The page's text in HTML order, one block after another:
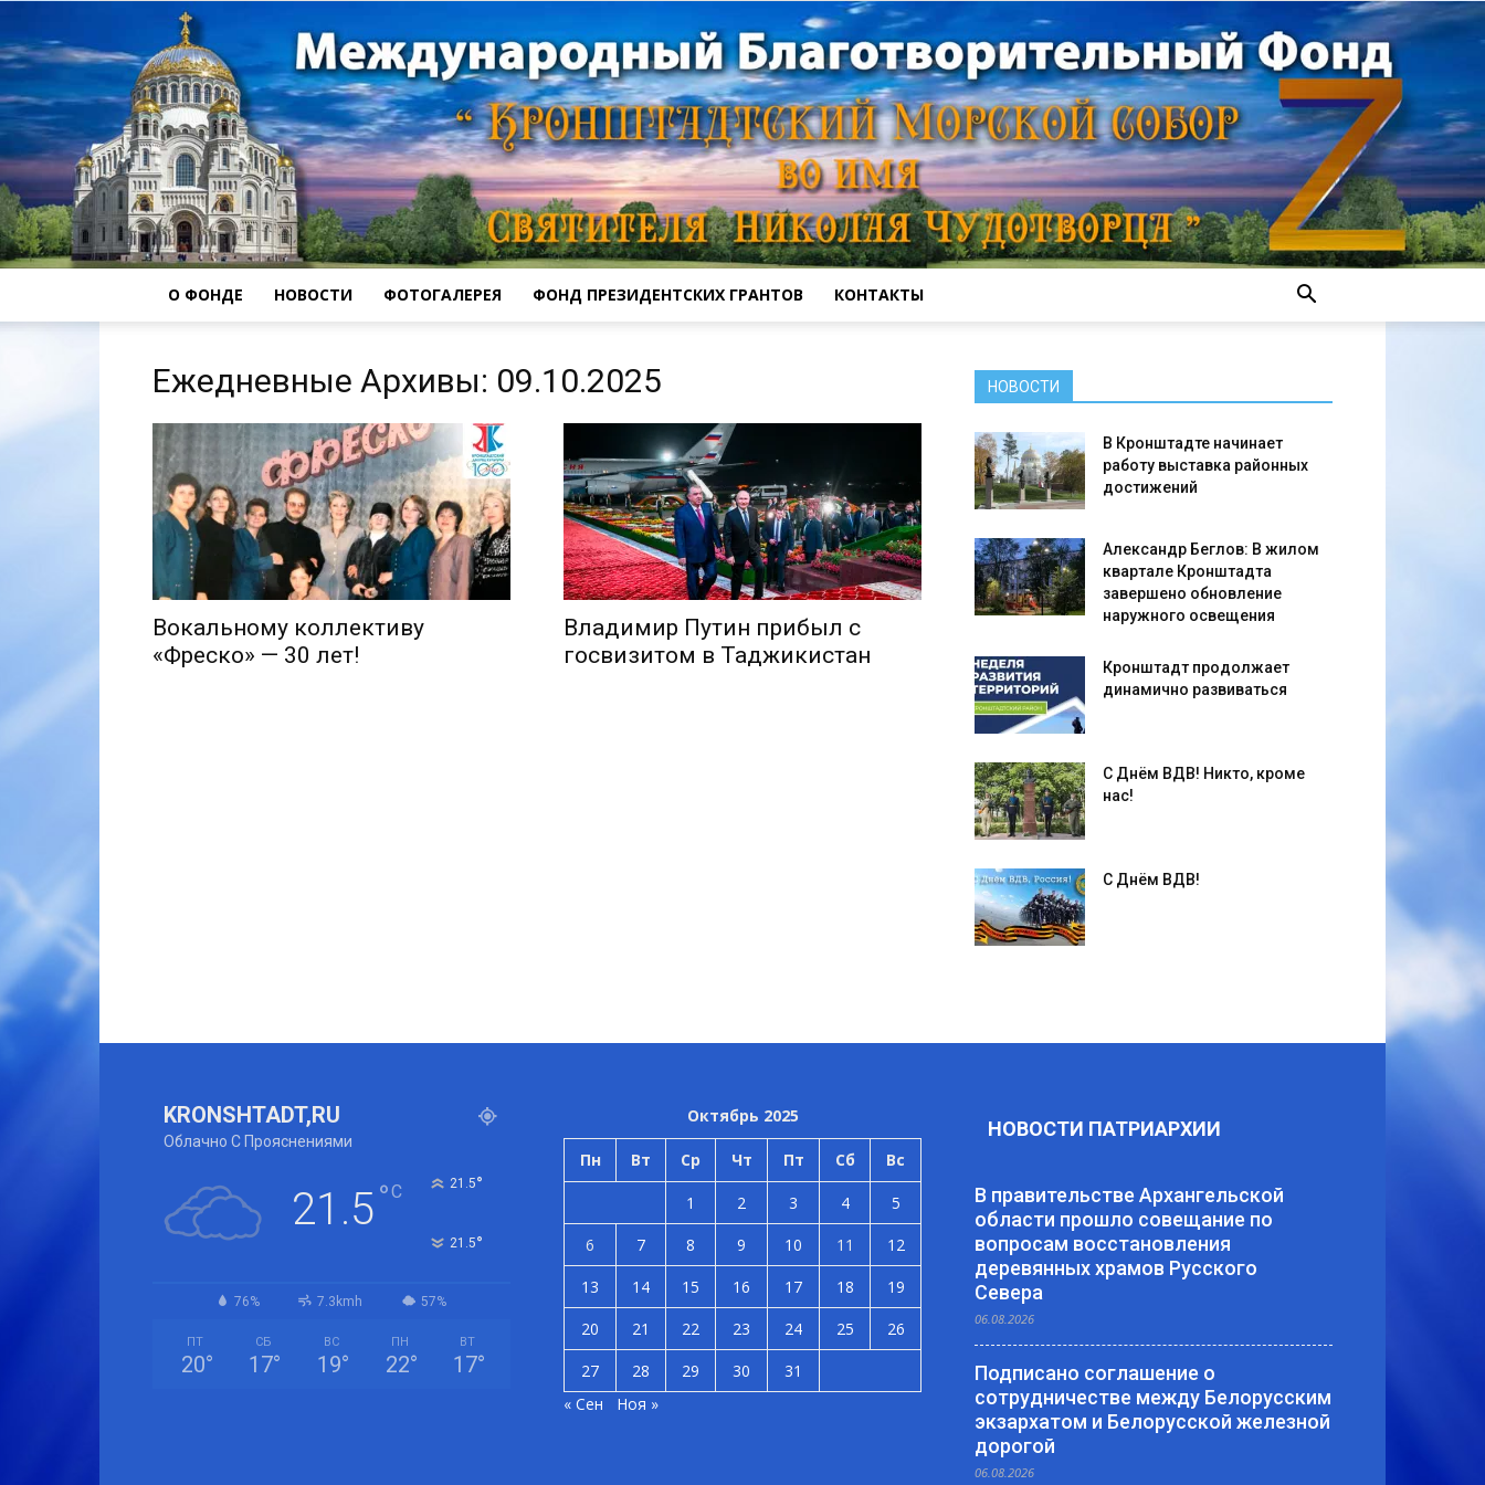
Морской
собор
О ФОНДЕ НОВОСТИ ФОТОГАЛЕРЕЯ ФОНД ПРЕЗИДЕНТСКИХ ГРАНТОВ КОНТАКТЫ
Ежедневные Архивы: 09.10.2025
Вокальному коллективу
«Фреско» — 30 лет!
Владимир Путин прибыл с
госвизитом в Таджикистан
НОВОСТИ
В Кронштадте начинает
работу выставка районных
достижений
Александр Беглов: В жилом
квартале Кронштадта
завершено обновление
наружного освещения
Кронштадт продолжает
динамично развиваться
С Днём ВДВ! Никто, кроме
нас!
С Днём ВДВ!
KRONSHTADT,RU
Облачно С Прояснениями
21.5°C 21.5°
21.5°
76% 7.3kmh 57%
ПТ
20°
СБ
17°
ВС
19°
ПН
22°
ВТ
17°
Октябрь 2025
Пн Вт Ср Чт Пт Сб Вс
1 2 3 4
5
6
7 8 9 10 11
12
13
14 15 16 17 18
19
20
21 22 23 24 25
26
27
28 29 30
31
« Сен
Ноя »
НОВОСТИ ПАТРИАРХИИ
В правительстве Архангельской
области прошло совещание по
вопросам восстановления
деревянных храмов Русского
Севера
06.08.2026
Подписано соглашение о
сотрудничестве между Белорусским
экзархатом и Белорусской железной
дорогой
06.08.2026